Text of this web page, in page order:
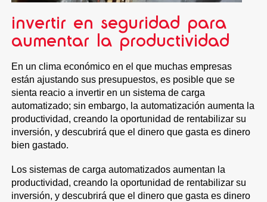
invertir en seguridad para
aumentar la productividad
En un clima económico en el que muchas empresas
están ajustando sus presupuestos, es posible que se
sienta reacio a invertir en un sistema de carga
automatizado; sin embargo, la automatización aumenta la
productividad, creando la oportunidad de rentabilizar su
inversión, y descubrirá que el dinero que gasta es dinero
bien gastado.
Los sistemas de carga automatizados aumentan la
productividad, creando la oportunidad de rentabilizar su
inversión, y descubrirá que el dinero que gasta es dinero